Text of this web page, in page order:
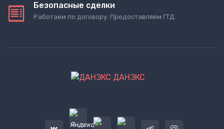
Безопасные сделки
Работаем по договору. Предоставляем ГТД.
ДАНЭКС